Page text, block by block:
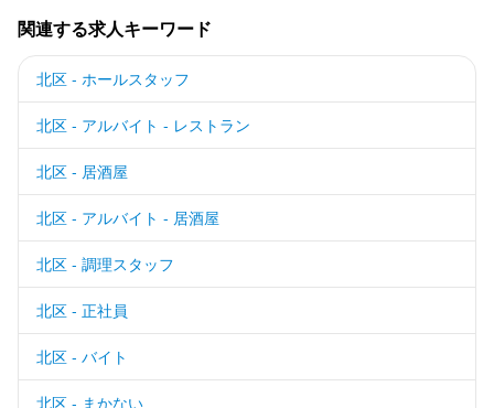
関連する求人キーワード
北区 - ホールスタッフ
北区 - アルバイト - レストラン
北区 - 居酒屋
北区 - アルバイト - 居酒屋
北区 - 調理スタッフ
北区 - 正社員
北区 - バイト
北区 - まかない